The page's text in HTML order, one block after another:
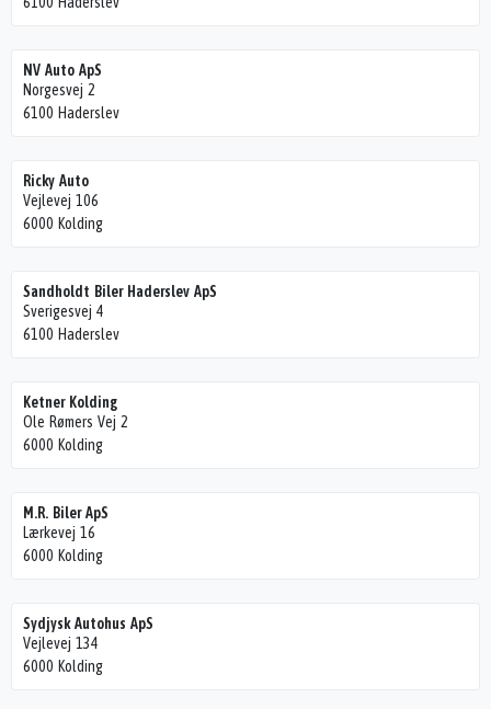
NV Auto ApS
Norgesvej 2
6100 Haderslev
Ricky Auto
Vejlevej 106
6000 Kolding
Sandholdt Biler Haderslev ApS
Sverigesvej 4
6100 Haderslev
Ketner Kolding
Ole Rømers Vej 2
6000 Kolding
M.R. Biler ApS
Lærkevej 16
6000 Kolding
Sydjysk Autohus ApS
Vejlevej 134
6000 Kolding